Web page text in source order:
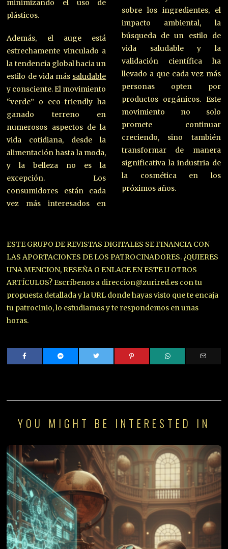
minimizando el uso de
plásticos.
Además, el auge está
estrechamente vinculado a
la tendencia global hacia un
estilo de vida más saludable
y consciente. El movimiento
“verde” o eco-friendly ha
ganado terreno en
numerosos aspectos de la
vida cotidiana, desde la
alimentación hasta la moda,
y la belleza no es la
excepción. Los
consumidores están cada
vez más interesados en
sobre los ingredientes, el
impacto ambiental, la
búsqueda de un estilo de
vida saludable y la
validación científica ha
llevado a que cada vez más
personas opten por
productos orgánicos. Este
movimiento no solo
promete continuar
creciendo, sino también
transformar de manera
significativa la industria de
la cosmética en los
próximos años.
ESTE GRUPO DE REVISTAS DIGITALES SE FINANCIA CON
LAS APORTACIONES DE LOS PATROCINADORES. ¿QUIERES
UNA MENCION, RESEÑA O ENLACE EN ESTE U OTROS
ARTÍCULOS? Escríbenos a direccion@zurired.es con tu
propuesta detallada y la URL donde hayas visto que te encaja
tu patrocinio, lo estudiamos y te respondemos en unas
horas.
YOU MIGHT BE INTERESTED IN